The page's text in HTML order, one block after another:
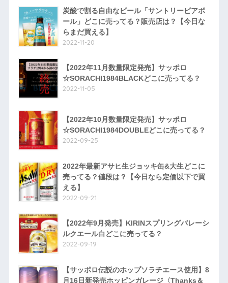
炭酸で割る自由なビール「サントリービアボ
ール」どこに売ってる？販売店は？【今日な
らまだ買える】
2022-11-20
【2022年11月数量限定発売】サッポロ
☆SORACHI1984BLACKどこに売ってる？
2022-11-05
【2022年10月数量限定発売】サッポロ
☆SORACHI1984DOUBLEどこに売ってる？
2022-09-25
2022年最新アサヒ生ジョッキ缶&大生どこに
売ってる？値段は？【今日なら定価以下で買
える】
2022-09-21
【2022年9月発売】KIRINスプリングバレーシ
ルクエール白どこに売ってる？
2022-09-19
【サッポロ伝説のホップソラチエース使用】8
月16日新発売ホッピンガレージ〈Thanks＆